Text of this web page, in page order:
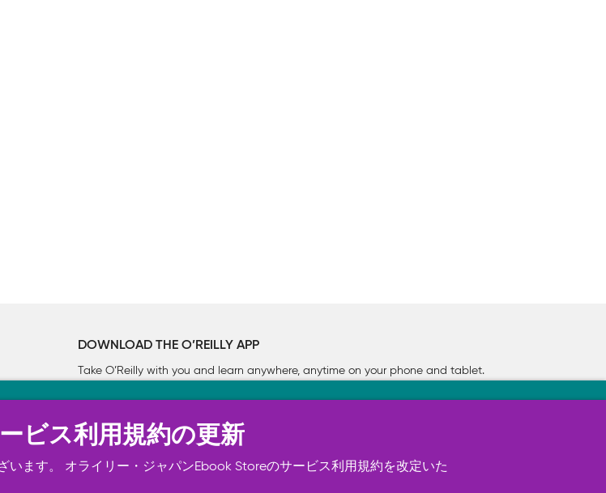
DOWNLOAD THE O’REILLY APP
Take O’Reilly with you and learn anywhere, anytime on your phone and tablet.
にいくつかの Cookie を必要とします（必須）。 このほか、サイト使用状
ために、お客様の同意を得て、その他の Cookie を使用することがありま
ビス利用規約の更新
ます。 オライリー・ジャパンEbook Storeのサービス利用規約を改定いた